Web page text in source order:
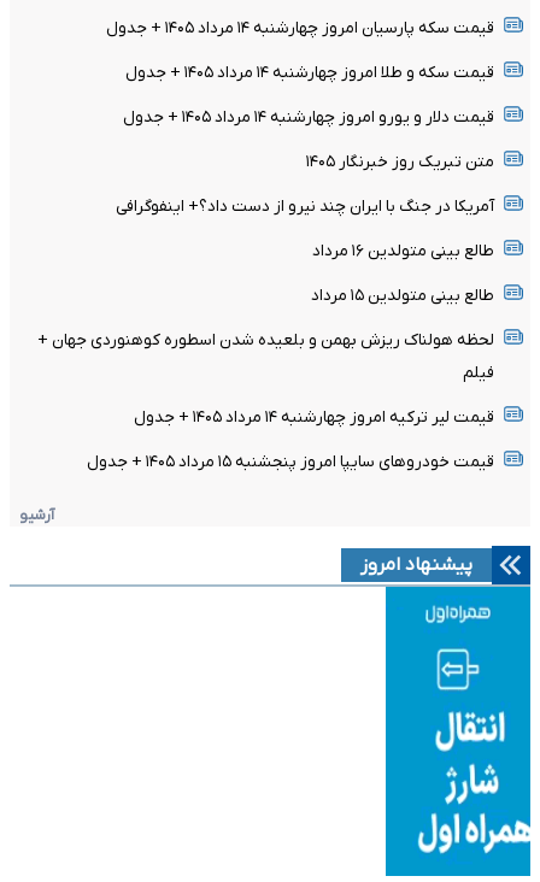
قیمت سکه پارسیان امروز چهارشنبه ۱۴ مرداد ۱۴۰۵ + جدول
قیمت سکه و طلا امروز چهارشنبه ۱۴ مرداد ۱۴۰۵ + جدول
قیمت دلار و یورو امروز چهارشنبه ۱۴ مرداد ۱۴۰۵ + جدول
متن تبریک روز خبرنگار ۱۴۰۵
آمریکا در جنگ با ایران چند نیرو از دست داد؟+ اینفوگرافی
طالع بینی متولدین ۱۶ مرداد
طالع بینی متولدین ۱۵ مرداد
لحظه هولناک ریزش بهمن و بلعیده شدن اسطوره کوهنوردی جهان +
فیلم
قیمت لیر ترکیه امروز چهارشنبه ۱۴ مرداد ۱۴۰۵ + جدول
قیمت خودرو‌های سایپا امروز پنجشنبه ۱۵ مرداد ۱۴۰۵ + جدول
آرشیو
پیشنهاد امروز